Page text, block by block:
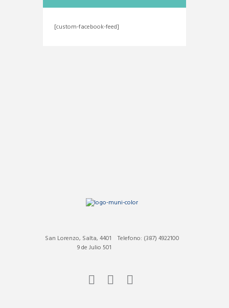
[custom-facebook-feed]
Telefono: (387) 4922100
San Lorenzo, Salta, 4401
9 de Julio 501